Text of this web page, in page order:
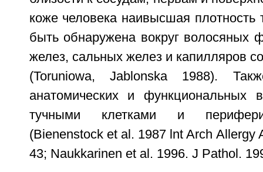
коже человека наивысшая плотность
быть обнаружена вокруг волосяных
желез, сальных желез и капилляров
(Toruniowa, Jablonska 1988).
анатомических и функциональных
тучными клетками и
(Bienenstock et al. 1987 lnt Arch Allergy
43; Naukkarinen et al. 1996. J Pathol.